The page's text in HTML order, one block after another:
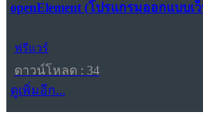
openElement (โปรแกรมออกแบบ
ฟรีแวร์
ดาวน์โหลด : 34
ดูเพิ่มอีก...